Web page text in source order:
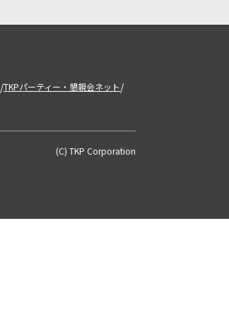
/TKPパーティー・懇親会ネット/
(C) TKP Corporation